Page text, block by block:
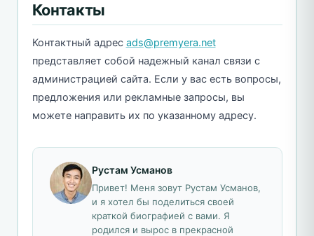
Контакты
Контактный адрес ads@premyera.net
представляет собой надежный канал связи с
администрацией сайта. Если у вас есть вопросы,
предложения или рекламные запросы, вы
можете направить их по указанному адресу.
Рустам Усманов
Привет! Меня зовут Рустам Усманов,
и я хотел бы поделиться своей
краткой биографией с вами. Я
родился и вырос в прекрасной